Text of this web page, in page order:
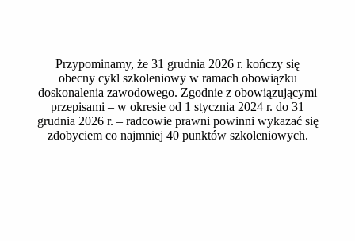
Seniorzy OIRP w Toruniu na wycieczce do Inowrocławia i
Przypominamy, że 31 grudnia 2026 r. kończy się
obecny cykl szkoleniowy w ramach obowiązku
doskonalenia zawodowego. Zgodnie z obowiązującymi
przepisami – w okresie od 1 stycznia 2024 r. do 31
grudnia 2026 r. – radcowie prawni powinni wykazać się
zdobyciem co najmniej 40 punktów szkoleniowych.